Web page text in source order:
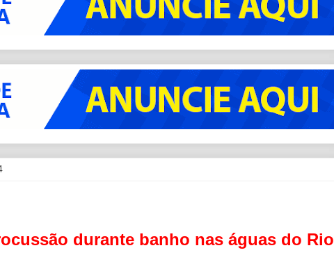
durante banho nas águas do Rio